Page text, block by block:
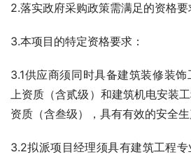
2.落实政府采购政策需满足的资格要
3.本项目的特定资格要求：
3.1供应商须同时具备建筑装修装
上资质（含贰级）和建筑机电安装
资质（含叁级），具有有效的安全生
3.2拟派项目经理须具有建筑工程